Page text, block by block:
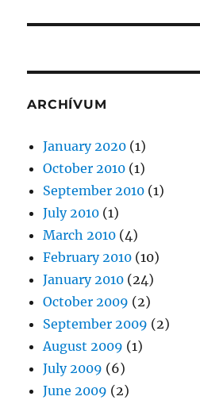
ARCHÍVUM
January 2020 (1)
October 2010 (1)
September 2010 (1)
July 2010 (1)
March 2010 (4)
February 2010 (10)
January 2010 (24)
October 2009 (2)
September 2009 (2)
August 2009 (1)
July 2009 (6)
June 2009 (2)